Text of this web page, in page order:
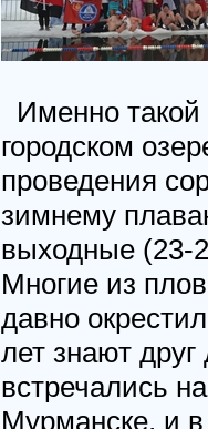
Именно
городском
проведения
зимнему
выходные (23-
Многие из
давно
лет знают друг
встречались
Мурманске, и